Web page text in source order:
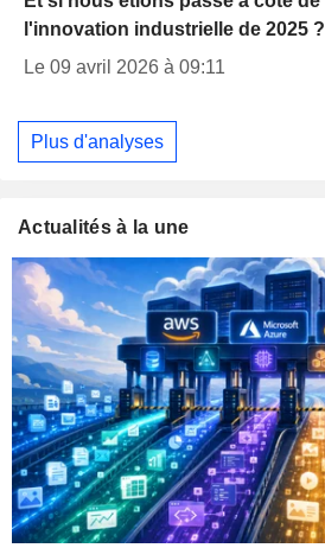
l'innovation industrielle de 2025 ?
Le 09 avril 2026 à 09:11
Plus d'analyses
Actualités à la une